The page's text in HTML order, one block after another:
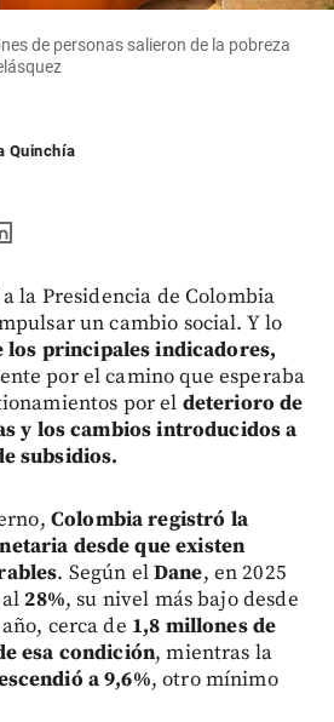
de personas salieron de la pobreza
Quinchía
la Presidencia de Colombia
un cambio social. Y lo
los principales indicadores,
por el camino que esperaba
por el deterioro de
y los cambios introducidos a
subsidios.
Colombia registró la
desde que existen
. Según elDane, en 2025
al28%, su nivel más bajo desde
cerca de 1,8 millones de
esa condición, mientras la
a 9,6%, otro mínimo